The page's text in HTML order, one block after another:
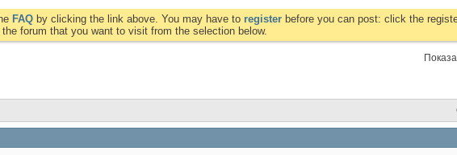
FAQ by clicking the link above. You may have to register before you can post: click the
forum that you want to visit from the selection below.